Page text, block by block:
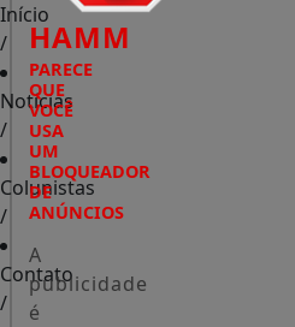
Início
/
Notícias
/
Colunistas
/
Contato
/
HAMM
PARECE
QUE
VOCÊ
USA
UM
BLOQUEADOR
DE
ANÚNCIOS
A
publicidade
é